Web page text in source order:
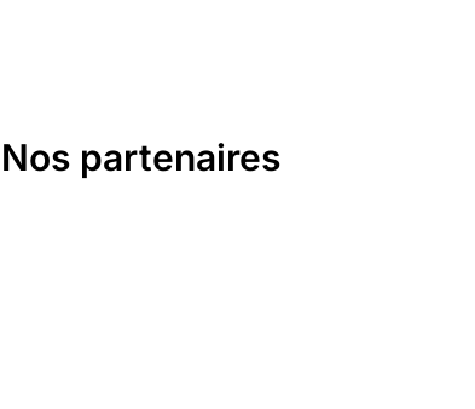
Nos partenaires